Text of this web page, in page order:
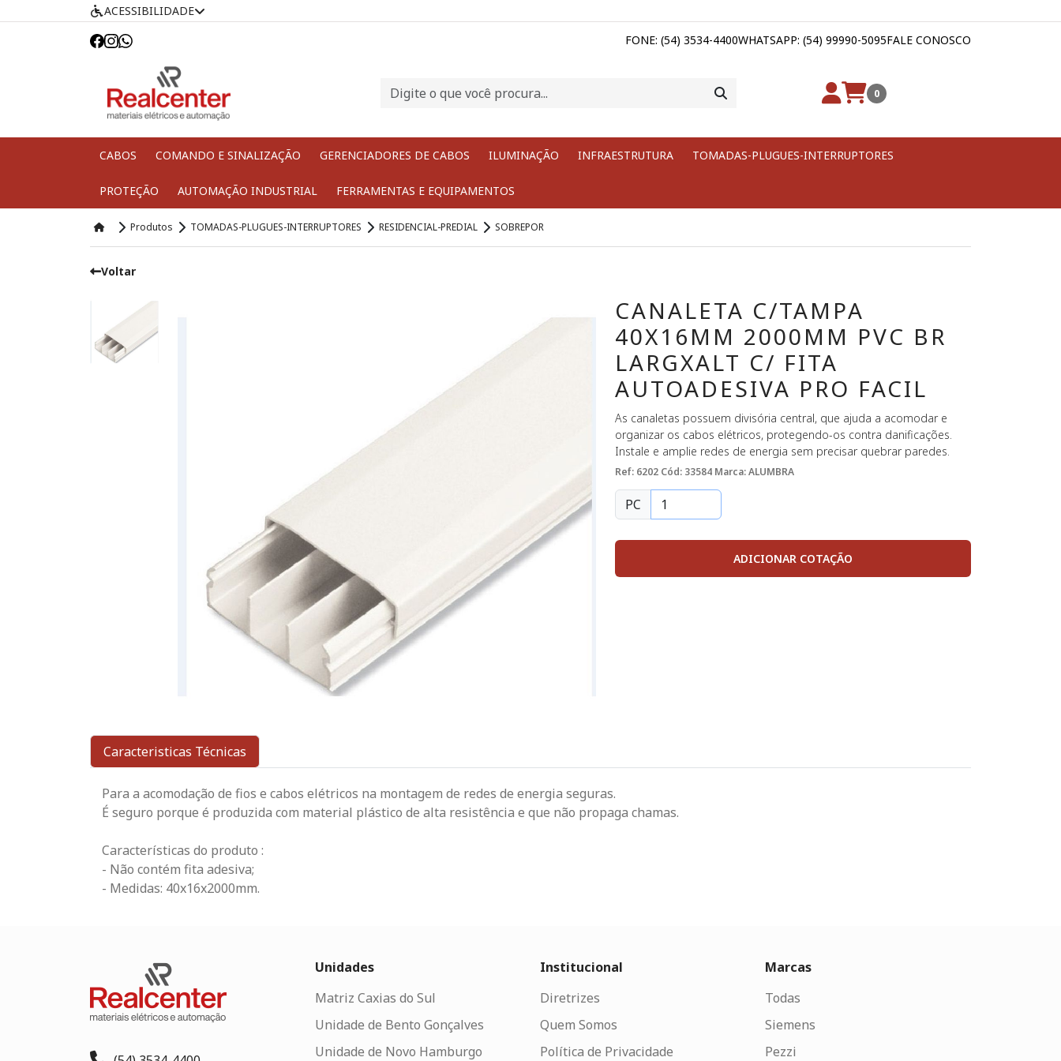
ACESSIBILIDADE
FONE: (54) 3534-4400WHATSAPP: (54) 99990-5095FALE CONOSCO
0
CABOS COMANDO E SINALIZAÇÃO GERENCIADORES DE CABOS ILUMINAÇÃO INFRAESTRUTURA TOMADAS-PLUGUES-INTERRUPTORES
PROTEÇÃO AUTOMAÇÃO INDUSTRIAL FERRAMENTAS E EQUIPAMENTOS
Produtos TOMADAS-PLUGUES-INTERRUPTORES RESIDENCIAL-PREDIAL SOBREPOR
Voltar
CANALETA C/TAMPA
40X16MM 2000MM PVC BR
LARGXALT C/ FITA
AUTOADESIVA PRO FACIL
As canaletas possuem divisória central, que ajuda a acomodar e
organizar os cabos elétricos, protegendo-os contra danificações.
Instale e amplie redes de energia sem precisar quebrar paredes.
Ref: 6202 Cód: 33584 Marca: ALUMBRA
PC
ADICIONAR COTAÇÃO
Caracteristicas Técnicas
Para a acomodação de fios e cabos elétricos na montagem de redes de energia seguras.
É seguro porque é produzida com material plástico de alta resistência e que não propaga chamas.
Características do produto :
- Não contém fita adesiva;
- Medidas: 40x16x2000mm.
Unidades
Matriz Caxias do Sul
Unidade de Bento Gonçalves
Unidade de Novo Hamburgo
Institucional
Diretrizes
Quem Somos
Política de Privacidade
Marcas
Todas
Siemens
Pezzi